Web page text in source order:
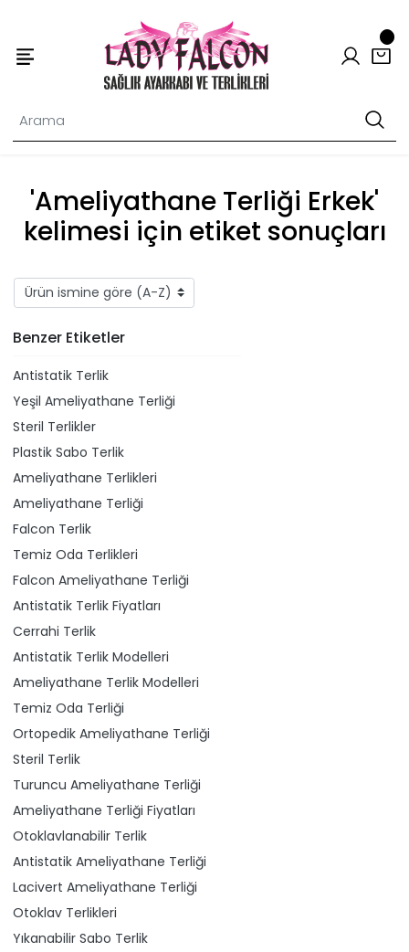
'Ameliyathane Terliği Erkek'
kelimesi için etiket sonuçları
Benzer Etiketler
Antistatik Terlik
Yeşil Ameliyathane Terliği
Steril Terlikler
Plastik Sabo Terlik
Ameliyathane Terlikleri
Ameliyathane Terliği
Falcon Terlik
Temiz Oda Terlikleri
Falcon Ameliyathane Terliği
Antistatik Terlik Fiyatları
Cerrahi Terlik
Antistatik Terlik Modelleri
Ameliyathane Terlik Modelleri
Temiz Oda Terliği
Ortopedik Ameliyathane Terliği
Steril Terlik
Turuncu Ameliyathane Terliği
Ameliyathane Terliği Fiyatları
Otoklavlanabilir Terlik
Antistatik Ameliyathane Terliği
Lacivert Ameliyathane Terliği
Otoklav Terlikleri
Yıkanabilir Sabo Terlik